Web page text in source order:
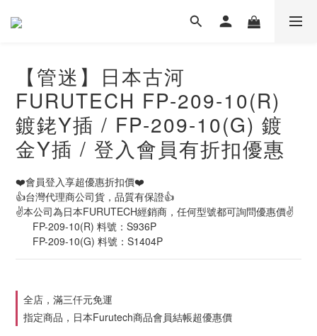
【管迷】日本古河
FURUTECH FP-209-10(R)
鍍銠Y插 / FP-209-10(G) 鍍
金Y插 / 登入會員有折扣優惠
❤️會員登入享超優惠折扣價❤️
👍台灣代理商公司貨，品質有保證👍
✌️本公司為日本FURUTECH經銷商，任何型號都可詢問優惠價✌️
      FP-209-10(R) 料號：S936P
      FP-209-10(G) 料號：S1404P
全店，滿三仟元免運
指定商品，日本Furutech商品會員結帳超優惠價